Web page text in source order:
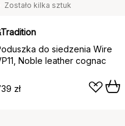
Zostało kilka sztuk
do siedzenia Wire
Noble leather cognac
zł